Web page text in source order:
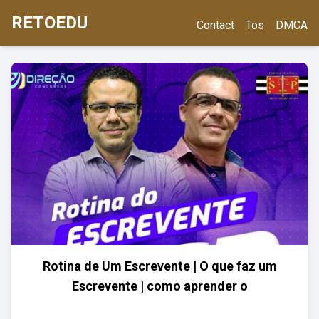
RETOEDU Contact Tos DMCA
Rotina de Um Escrevente | O que faz um
Escrevente | como aprender o